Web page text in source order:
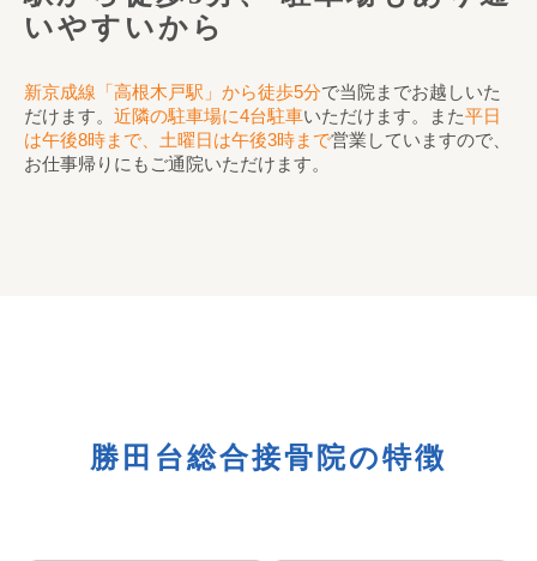
いやすいから
新京成線「高根木戸駅」から徒歩5分で当院までお越しいた
だけます。 近隣の駐車場に4台駐車いただけます。また平日
は午後8時まで、土曜日は午後3時まで営業していますので、
お仕事帰りにもご通院いただけます。
勝田台総合接骨院の特徴